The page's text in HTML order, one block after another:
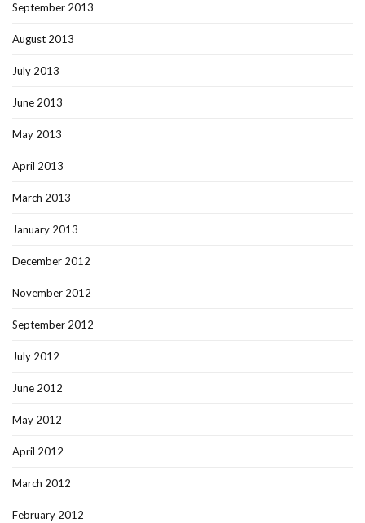
September 2013
August 2013
July 2013
June 2013
May 2013
April 2013
March 2013
January 2013
December 2012
November 2012
September 2012
July 2012
June 2012
May 2012
April 2012
March 2012
February 2012